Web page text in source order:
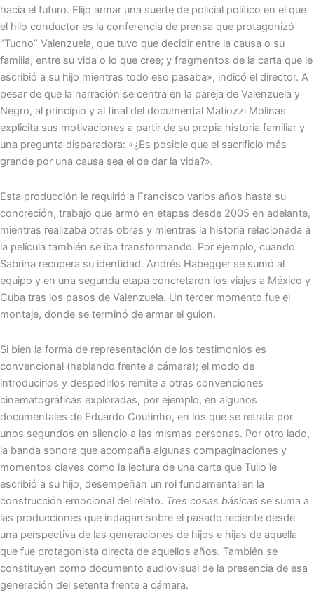
hacia el futuro. Elijo armar una suerte de policial político en el que
el hilo conductor es la conferencia de prensa que protagonizó
“Tucho” Valenzuela, que tuvo que decidir entre la causa o su
familia, entre su vida o lo que cree; y fragmentos de la carta que le
escribió a su hijo mientras todo eso pasaba», indicó el director. A
pesar de que la narración se centra en la pareja de Valenzuela y
Negro, al principio y al final del documental Matiozzi Molinas
explicita sus motivaciones a partir de su propia historia familiar y
una pregunta disparadora: «¿Es posible que el sacrificio más
grande por una causa sea el de dar la vida?».
Esta producción le requirió a Francisco varios años hasta su
concreción, trabajo que armó en etapas desde 2005 en adelante,
mientras realizaba otras obras y mientras la historia relacionada a
la película también se iba transformando. Por ejemplo, cuando
Sabrina recupera su identidad. Andrés Habegger se sumó al
equipo y en una segunda etapa concretaron los viajes a México y
Cuba tras los pasos de Valenzuela. Un tercer momento fue el
montaje, donde se terminó de armar el guion.
Si bien la forma de representación de los testimonios es
convencional (hablando frente a cámara); el modo de
introducirlos y despedirlos remite a otras convenciones
cinematográficas exploradas, por ejemplo, en algunos
documentales de Eduardo Coutinho, en los que se retrata por
unos segundos en silencio a las mismas personas. Por otro lado,
la banda sonora que acompaña algunas compaginaciones y
momentos claves como la lectura de una carta que Tulio le
escribió a su hijo, desempeñan un rol fundamental en la
construcción emocional del relato. Tres cosas básicas se suma a
las producciones que indagan sobre el pasado reciente desde
una perspectiva de las generaciones de hijos e hijas de aquella
que fue protagonista directa de aquellos años. También se
constituyen como documento audiovisual de la presencia de esa
generación del setenta frente a cámara.